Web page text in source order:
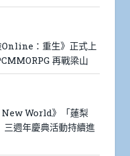
Online：重生》正式上
再戰梁山
New World》「蓮梨
三週年慶典活動持續進